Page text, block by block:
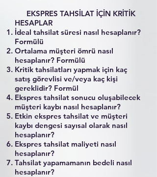
EKSPRES TAHSİLAT İÇİN KRİTİK
HESAPLAR
İdeal tahsilat süresi nasıl hesaplanır?
Formülü
Ortalama müşteri ömrü nasıl
hesaplanır? Formülü
Kritik tahsilatları yapmak için kaç
satış görevlisi ve/veya kaç kişi
gereklidir? Formül
Ekspres tahsilat sonucu oluşabilecek
müşteri kaybı nasıl hesaplanır?
Etkin ekspres tahsilat ve müşteri
kaybı dengesi sayısal olarak nasıl
hesaplanır?
Ekspres tahsilat maliyeti nasıl
hesaplanır?
Tahsilat yapamamanın bedeli nasıl
hesaplanır?